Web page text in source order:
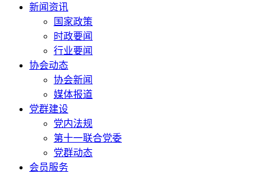
新闻资讯
国家政策
时政要闻
行业要闻
协会动态
协会新闻
媒体报道
党群建设
党内法规
第十一联合党委
党群动态
会员服务